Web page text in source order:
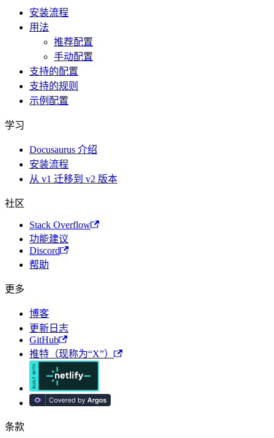
安装流程
用法
推荐配置
手动配置
支持的配置
支持的规则
示例配置
学习
Docusaurus 介绍
安装流程
从 v1 迁移到 v2 版本
社区
Stack Overflow
功能建议
Discord
帮助
更多
博客
更新日志
GitHub
推特（现称为“X”）
条款